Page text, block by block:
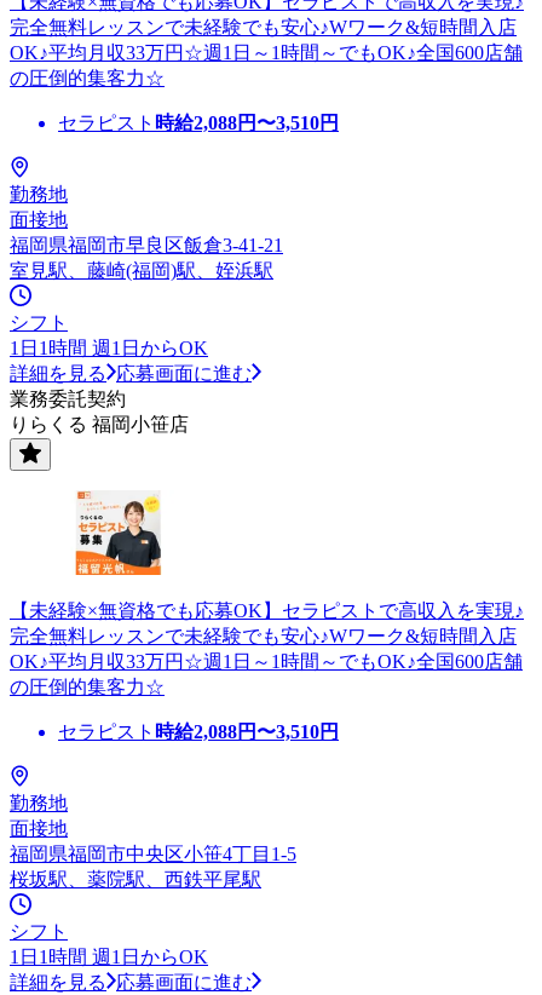
完全無料レッスンで未経験でも安心♪Wワーク&短時間入店
OK♪平均月収33万円☆週1日～1時間～でもOK♪全国600店舗
の圧倒的集客力☆
セラピスト 時給2,088円〜3,510円
勤務地
面接地
福岡県福岡市早良区飯倉3-41-21
室見駅、藤崎(福岡)駅、姪浜駅
シフト
1日1時間 週1日からOK
詳細を見る
応募画面に進む
業務委託契約
りらくる 福岡小笹店
【未経験×無資格でも応募OK】セラピストで高収入を実現♪
完全無料レッスンで未経験でも安心♪Wワーク&短時間入店
OK♪平均月収33万円☆週1日～1時間～でもOK♪全国600店舗
の圧倒的集客力☆
セラピスト 時給2,088円〜3,510円
勤務地
面接地
福岡県福岡市中央区小笹4丁目1-5
桜坂駅、薬院駅、西鉄平尾駅
シフト
1日1時間 週1日からOK
詳細を見る
応募画面に進む